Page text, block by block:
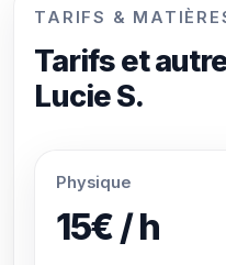
TARIFS &
Tarifs et
Lucie S.
Physique
15€ / h